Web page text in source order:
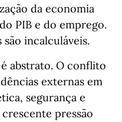
da economia
PIB e do emprego.
são incalculáveis.
abstrato. O conflito
externas em
segurança e
crescente pressão